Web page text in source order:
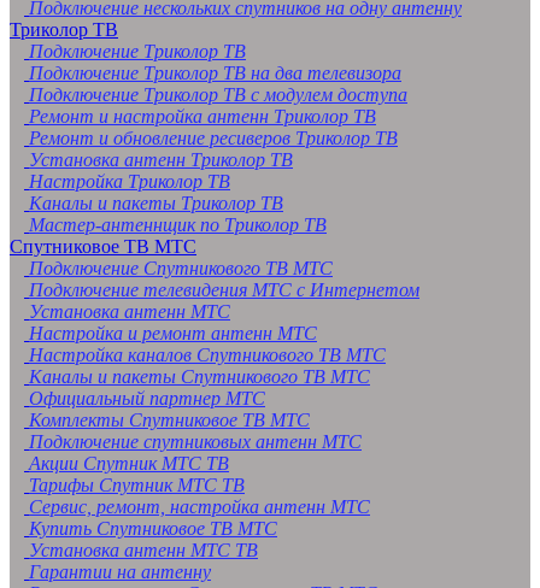
Подключение нескольких спутников на одну антенну
Триколор ТВ
Подключение Триколор ТВ
Подключение Триколор ТВ на два телевизора
Подключение Триколор ТВ с модулем доступа
Ремонт и настройка антенн Триколор ТВ
Ремонт и обновление ресиверов Триколор ТВ
Установка антенн Триколор ТВ
Настройка Триколор ТВ
Каналы и пакеты Триколор ТВ
Мастер-антеннщик по Триколор ТВ
Спутниковое ТВ МТС
Подключение Спутникового ТВ МТС
Подключение телевидения МТС с Интернетом
Установка антенн МТС
Настройка и ремонт антенн МТС
Настройка каналов Спутникового ТВ МТС
Каналы и пакеты Спутникового ТВ МТС
Официальный партнер МТС
Комплекты Спутниковое ТВ МТС
Подключение спутниковых антенн МТС
Акции Спутник МТС ТВ
Тарифы Спутник МТС ТВ
Сервис, ремонт, настройка антенн МТС
Купить Спутниковое ТВ МТС
Установка антенн МТС ТВ
Гарантии на антенну